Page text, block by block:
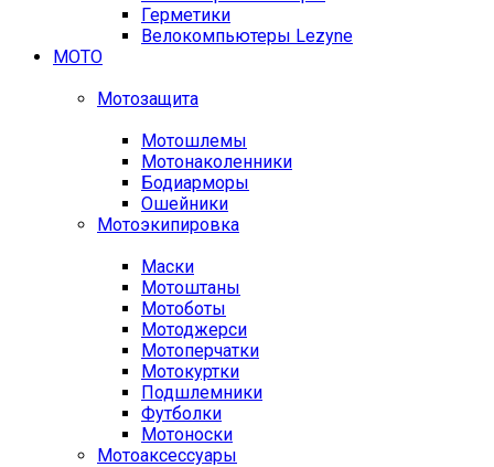
Герметики
Велокомпьютеры Lezyne
МОТО
Мотозащита
Мотошлемы
Мотонаколенники
Бодиарморы
Ошейники
Мотоэкипировка
Маски
Мотоштаны
Мотоботы
Мотоджерси
Мотоперчатки
Мотокуртки
Подшлемники
Футболки
Мотоноски
Мотоаксессуары